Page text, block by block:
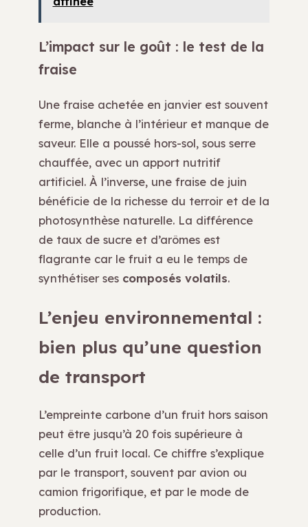
L’impact sur le goût : le test de la
fraise
Une fraise achetée en janvier est souvent
ferme, blanche à l’intérieur et manque de
saveur. Elle a poussé hors-sol, sous serre
chauffée, avec un apport nutritif
artificiel. À l’inverse, une fraise de juin
bénéficie de la richesse du terroir et de la
photosynthèse naturelle. La différence
de taux de sucre et d’arômes est
flagrante car le fruit a eu le temps de
synthétiser ses composés volatils.
L’enjeu environnemental :
bien plus qu’une question
de transport
L’empreinte carbone d’un fruit hors saison
peut être jusqu’à 20 fois supérieure à
celle d’un fruit local. Ce chiffre s’explique
par le transport, souvent par avion ou
camion frigorifique, et par le mode de
production.